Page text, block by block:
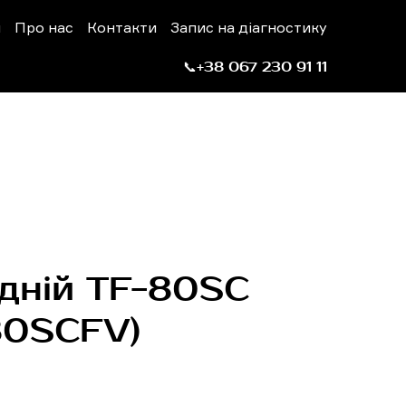
Про нас Контакти Запис на діагностику
📞+38 067 230 91 11
TF-80SC